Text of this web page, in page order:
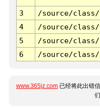
3 /source/
4
/source/
5
/source/
6
/source/
www.365jz.com 已经将此出错